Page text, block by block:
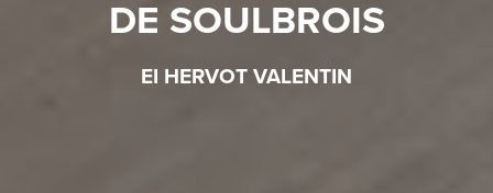
DE SOULBROIS
EI HERVOT VALENTIN